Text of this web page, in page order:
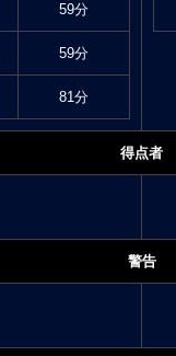
59分
59分
81分
得点者
警告